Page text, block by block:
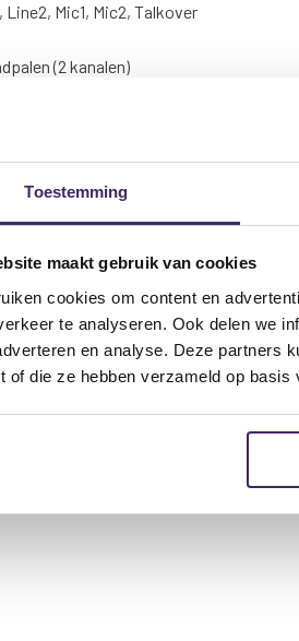
Toestemming
maakt gebruik van cookies
cookies om content en
te analyseren. Ook delen we
en analyse. Deze partners
of die ze hebben verzameld op
Mic1, Mic2, Talkover
(2 kanalen)
Bass, Treble, Ch1, Ch2
overspanning, kortsluiting
set 360 Watt: